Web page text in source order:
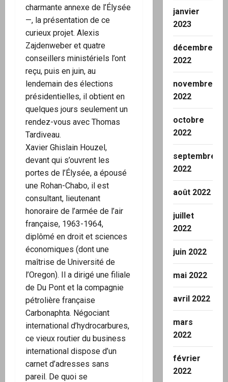
charmante annexe de l’Élysée
—, la présentation de ce
curieux projet. Alexis
Zajdenweber et quatre
conseillers ministériels l’ont
reçu, puis en juin, au
lendemain des élections
présidentielles, il obtient en
quelques jours seulement un
rendez-vous avec Thomas
Tardiveau.
Xavier Ghislain Houzel,
devant qui s’ouvrent les
portes de l’Élysée, a épousé
une Rohan-Chabo, il est
consultant, lieutenant
honoraire de l’armée de l’air
française, 1963-1964,
diplômé en droit et sciences
économiques (dont une
maîtrise de Université de
l’Oregon). Il a dirigé une filiale
de Du Pont et la compagnie
pétrolière française
Carbonaphta. Négociant
international d’hydrocarbures,
ce vieux routier du business
international dispose d’un
carnet d’adresses sans
pareil. De quoi se
janvier
2023
décembre
2022
novembre
2022
octobre
2022
septembre
2022
août 2022
juillet
2022
juin 2022
mai 2022
avril 2022
mars
2022
février
2022